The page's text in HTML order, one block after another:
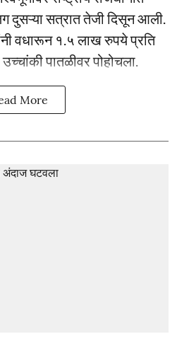
दुसऱ्या सत्रात तेजी दिसून आली.
वधारून १.५ लाख रुपये प्रति
पातळीवर पोहोचला.
More